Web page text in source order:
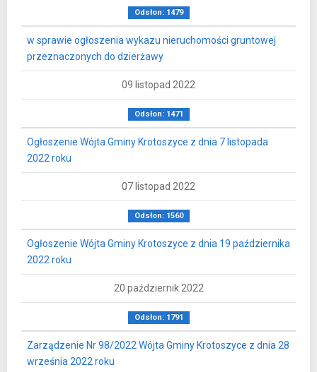
Odsłon: 1479
w sprawie ogłoszenia wykazu nieruchomości gruntowej
przeznaczonych do dzierżawy
09 listopad 2022
Odsłon: 1471
Ogłoszenie Wójta Gminy Krotoszyce z dnia 7 listopada
2022 roku
07 listopad 2022
Odsłon: 1560
Ogłoszenie Wójta Gminy Krotoszyce z dnia 19 października
2022 roku
20 październik 2022
Odsłon: 1791
Zarządzenie Nr 98/2022 Wójta Gminy Krotoszyce z dnia 28
września 2022 roku